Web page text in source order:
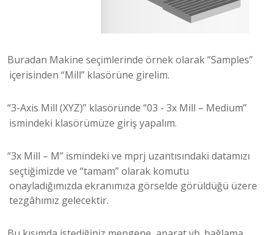
Buradan Makine seçimlerinde örnek olarak “Samples”
içerisinden “Mill” klasörüne girelim.
“3-Axis Mill (XYZ)” klasöründe “03 - 3x Mill – Medium”
ismindeki klasörümüze giriş yapalım.
“3x Mill – M” ismindeki ve mprj uzantısındaki datamızı
seçtiğimizde ve “tamam” olarak komutu
onayladığımızda ekranımıza görselde görüldüğü üzere
tezgâhımız gelecektir.